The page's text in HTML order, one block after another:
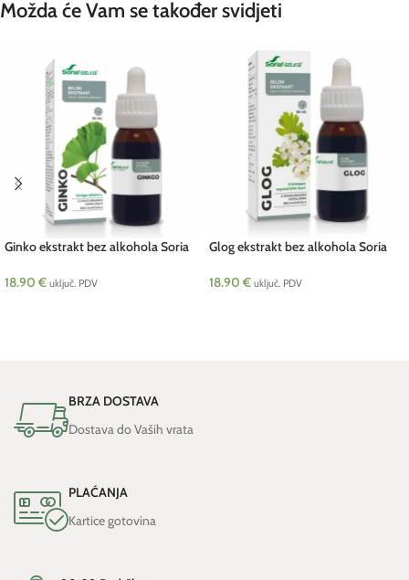
Možda će Vam se također svidjeti
Ginko ekstrakt bez alkohola Soria
18.90 € uključ. PDV
Glog ekstrakt bez alkohola Soria
18.90 € uključ. PDV
BRZA DOSTAVA
Dostava do Vaših vrata
PLAĆANJA
Kartice gotovina